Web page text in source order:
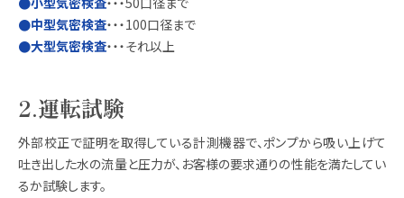
●中型気密検査・・・100口径まで
●大型気密検査・・・それ以上
2.運転試験
外部校正で証明を取得している計測機器で、ポンプから吸い上げて
吐き出した水の流量と圧力が、お客様の要求通りの性能を満たしてい
るか試験します。